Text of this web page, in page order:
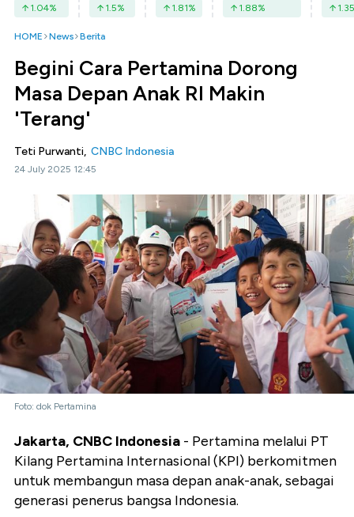
1.04% 1.5% 1.81% 1.88% 1.35
HOME News Berita
Begini Cara Pertamina Dorong
Masa Depan Anak RI Makin
'Terang'
Teti Purwanti, CNBC Indonesia
24 July 2025 12:45
Foto: dok Pertamina
Jakarta, CNBC Indonesia - Pertamina melalui PT
Kilang Pertamina Internasional (KPI) berkomitmen
untuk membangun masa depan anak-anak, sebagai
generasi penerus bangsa Indonesia.